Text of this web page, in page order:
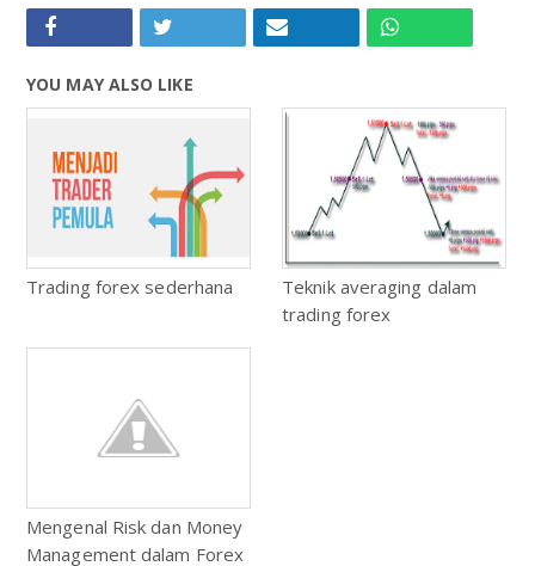
YOU MAY ALSO LIKE
Trading forex sederhana
Teknik averaging dalam
trading forex
Mengenal Risk dan Money
Management dalam Forex